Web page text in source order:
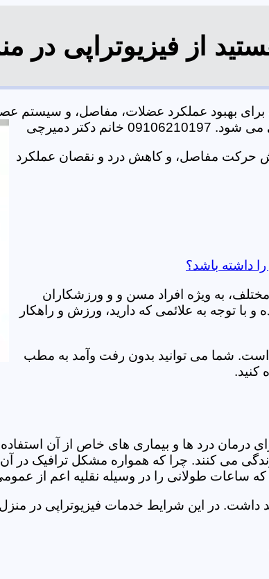
از فیزیوتراپی در
بهبود عملکرد عضلات، مفاصل، و سیستم
دکتر دمیرچی
حرکت مفاصل، و کاهش درد و نقصان عملکرد
داشته باشد؟
به ویژه افراد مسن و و ورزشکاران
با توجه به علائمی که دارید، ورزش و راهکار
است. شما می توانید بدون رفت وآمد به مطب
کنید.
برای درمان درد ها و بیماری های خاص از آن
می کنند. چرا که همواره مشکل ترافیک در
که ساعات طولانی را در وسیله نقلیه اعم از
در این شرایط خدمات فیزیوتراپی در